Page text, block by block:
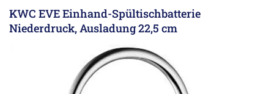
KWC EVE Einhand-Spültischbatterie
Niederdruck, Ausladung 22,5 cm